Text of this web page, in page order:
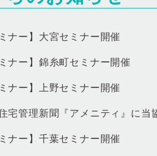
ミナー】大宮セミナー開催
ミナー】錦糸町セミナー開催
ミナー】上野セミナー開催
ミナー】千葉セミナー開催